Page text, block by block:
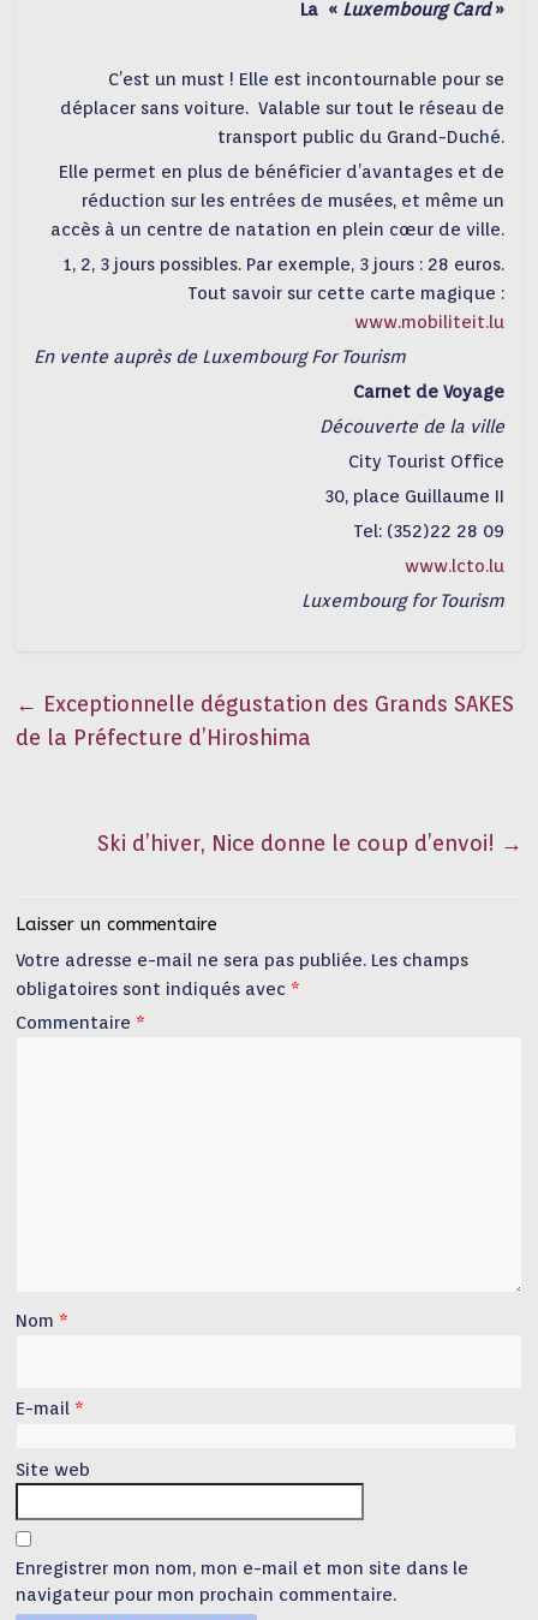
La « Luxembourg Card»
C’est un must ! Elle est incontournable pour se
déplacer sans voiture. Valable sur tout le réseau de
transport public du Grand-Duché.
Elle permet en plus de bénéficier d’avantages et de
réduction sur les entrées de musées, et même un
accès à un centre de natation en plein cœur de ville.
1, 2, 3 jours possibles. Par exemple, 3 jours : 28 euros.
Tout savoir sur cette carte magique :
www.mobiliteit.lu
En vente auprès de Luxembourg For Tourism
Carnet de Voyage
Découverte de la ville
City Tourist Office
30, place Guillaume II
Tel: (352)22 28 09
www.lcto.lu
Luxembourg for Tourism
← Exceptionnelle dégustation des Grands SAKES
de la Préfecture d’Hiroshima
Ski d’hiver, Nice donne le coup d’envoi! →
Laisser un commentaire
Votre adresse e-mail ne sera pas publiée. Les champs
obligatoires sont indiqués avec *
Commentaire *
Nom *
E-mail *
Site web
Enregistrer mon nom, mon e-mail et mon site dans le
navigateur pour mon prochain commentaire.